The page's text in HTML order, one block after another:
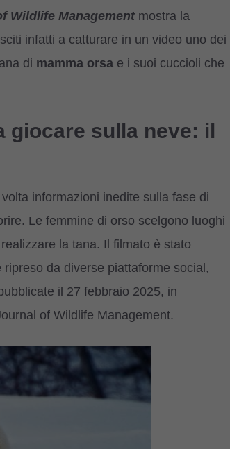
Wildlife Managementmostra la
infatti a catturare in un video uno dei
di mamma orsa e i suoi cuccioli che
giocare sulla neve: il
informazioni inedite sulla fase di
Le femmine di orso scelgono luoghi
la tana. Il filmato è stato
da diverse piattaforme social,
il 27 febbraio 2025, in
of Wildlife Management.